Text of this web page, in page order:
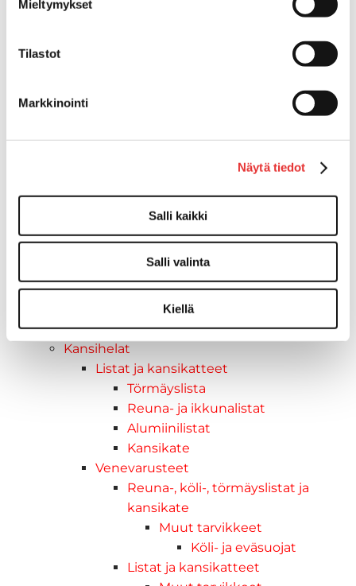
Mieltymykset
Tilastot
Markkinointi
Näytä tiedot
Salli kaikki
Salli valinta
Kiellä
STIGA pienkoneet
Poistotuotteet
Maritim venetarvikkeet
Kansihelat
Listat ja kansikatteet
Törmäyslista
Reuna- ja ikkunalistat
Alumiinilistat
Kansikate
Venevarusteet
Reuna-, köli-, törmäyslistat ja
kansikate
Muut tarvikkeet
Köli- ja eväsuojat
Listat ja kansikatteet